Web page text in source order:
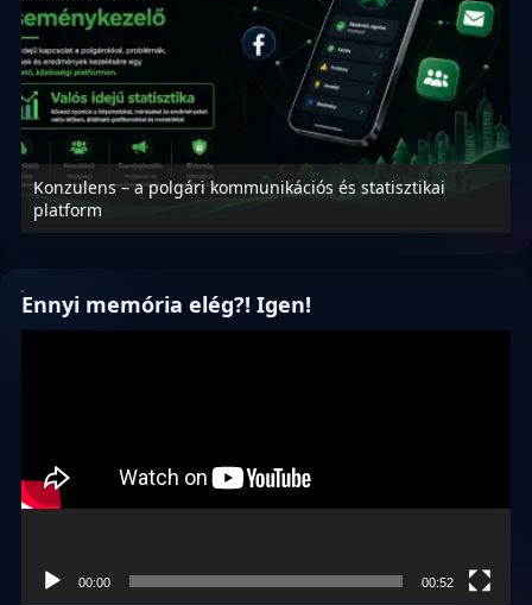
Konzulens – a polgári kommunikációs és statisztikai
platform
Ennyi memória elég?! Igen!
00:00 00:52